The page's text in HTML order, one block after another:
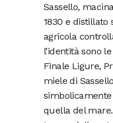
Sassello,
1830 e distillato
agricola
l’identità sono
Finale Ligure,
miele di
quella del mare.